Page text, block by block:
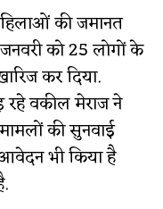
की जमानत
को 25 लोगों के
कर दिया.
वकील मेराज ने
की सुनवाई
भी किया है